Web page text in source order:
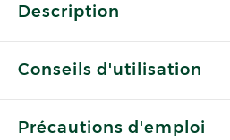
Description
Conseils d'utilisation
Précautions d'emploi